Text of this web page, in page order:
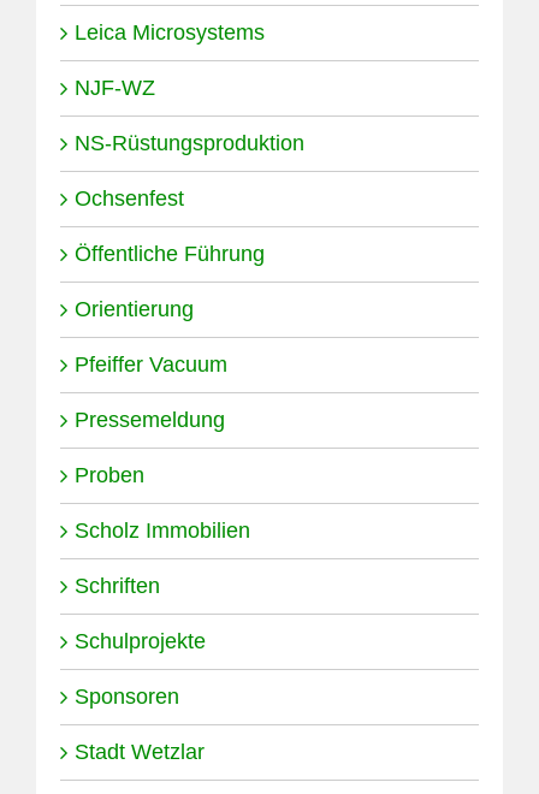
Leica Microsystems
NJF-WZ
NS-Rüstungsproduktion
Ochsenfest
Öffentliche Führung
Orientierung
Pfeiffer Vacuum
Pressemeldung
Proben
Scholz Immobilien
Schriften
Schulprojekte
Sponsoren
Stadt Wetzlar